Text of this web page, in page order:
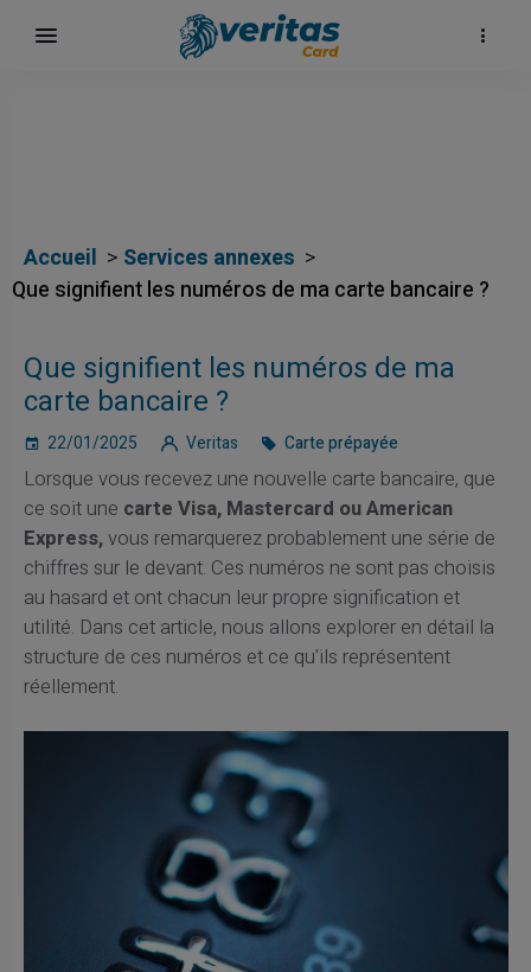
Accueil
Services annexes
Que signifient les numéros de ma carte bancaire ?
Que signifient les numéros de ma
carte bancaire ?
22/01/2025 Veritas Carte prépayée
Lorsque vous recevez une nouvelle carte bancaire, que
ce soit une carte Visa, Mastercard ou American
Express,vous remarquerez probablement une série de
chiffres sur le devant. Ces numéros ne sont pas choisis
au hasard et ont chacun leur propre signification et
utilité. Dans cet article, nous allons explorer en détail la
structure de ces numéros et ce qu'ils représentent
réellement.